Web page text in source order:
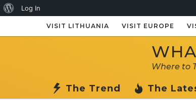
About
WordPress
Log In
VISIT LITHUANIA VISIT EUROPE
Where to
The Trend The